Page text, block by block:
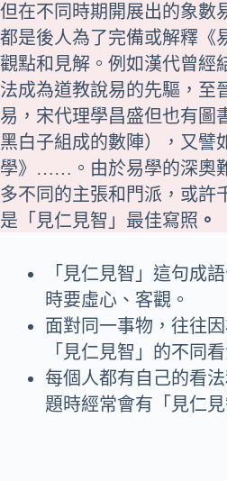
但在不同時期開展出的象
都是後人為了完備或解釋《
觀點和見解。例如漢代曾經
法成為道教說易的先驅，至
易，宋代理學昌盛但也有圖
黑白子組成的數陣），又譬
學》……。由於易學的深奧
多不同的主張和門派，或許
是「 見仁見智 」最佳寫照 。
「見仁見智」這句成
時要虛心、客觀。
面對同一事物，往往
「見仁見智」的不同看
每個人都有自己的看
題時經常會有「見仁